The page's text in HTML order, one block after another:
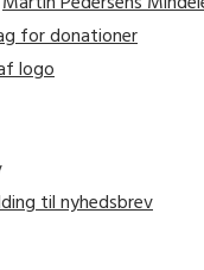
for donationer
logo
til nyhedsbrev